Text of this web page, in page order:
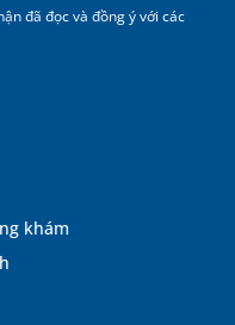
khám
đã đọc và đồng ý với các